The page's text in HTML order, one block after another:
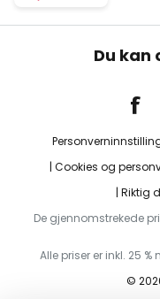
Du kan
Cookies og
Riktig
De gjennomstrekede
Alle priser er inkl. 25 %
©